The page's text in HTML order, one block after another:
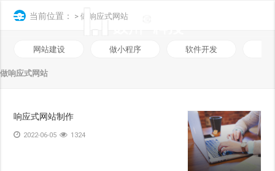
当前位置： > 做响应式网站
网站建设 做小程序 软件开发
做响应式网站
响应式网站制作
2022-06-05 1324